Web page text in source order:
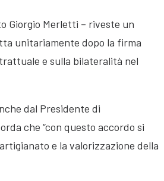
Giorgio Merletti – riveste un
unitariamente dopo la firma
e sulla bilateralità nel
dal Presidente di
che “con questo accordo si
e la valorizzazione della